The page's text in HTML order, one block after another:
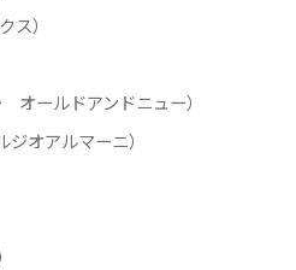
ス）
ールドアンドニュー）
オアルマーニ）